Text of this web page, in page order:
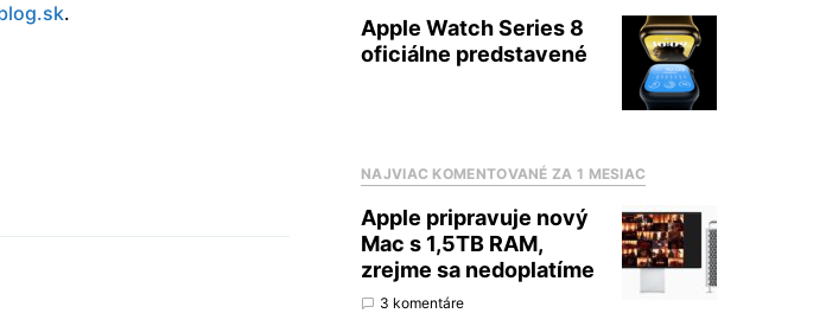
.
Apple Watch Series 8
oficiálne predstavené
NAJVIAC KOMENTOVANÉ ZA 1 MESIAC
Apple pripravuje nový
Mac s 1,5TB RAM,
zrejme sa nedoplatíme
3 komentáre